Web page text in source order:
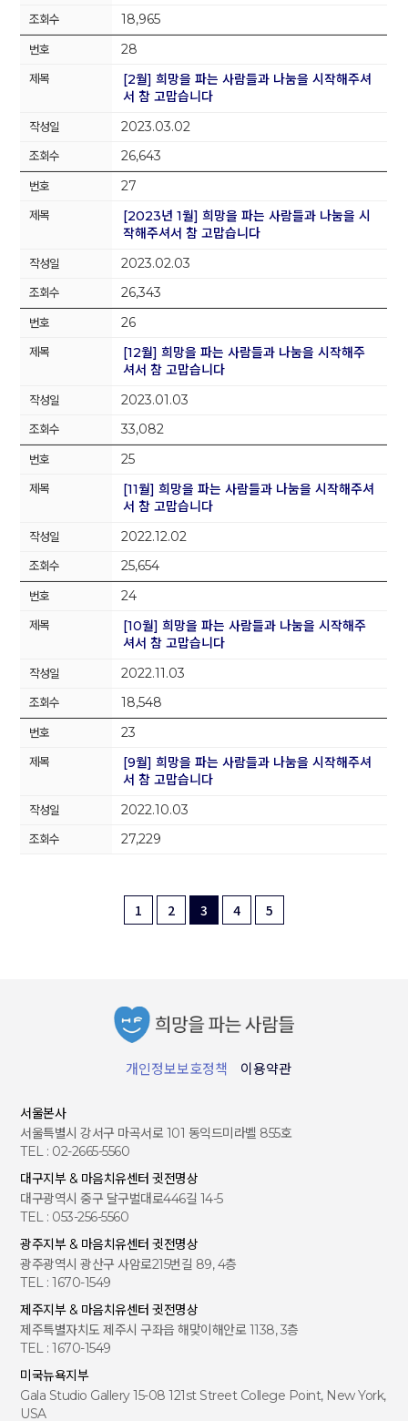
18,965
28
[2월] 희망을 파는 사람들과 나눔을 시작해주셔
서 참 고맙습니다
2023.03.02
26,643
27
[2023년 1월] 희망을 파는 사람들과 나눔을 시
작해주셔서 참 고맙습니다
2023.02.03
26,343
26
[12월] 희망을 파는 사람들과 나눔을 시작해주
셔서 참 고맙습니다
2023.01.03
33,082
25
[11월] 희망을 파는 사람들과 나눔을 시작해주셔
서 참 고맙습니다
2022.12.02
25,654
24
[10월] 희망을 파는 사람들과 나눔을 시작해주
셔서 참 고맙습니다
2022.11.03
18,548
23
[9월] 희망을 파는 사람들과 나눔을 시작해주셔
서 참 고맙습니다
2022.10.03
27,229
1 2 3 4 5
개인정보보호정책 이용약관
서울본사
서울특별시 강서구 마곡서로 101 동익드미라벨 855호
TEL : 02-2665-5560
대구지부 & 마음치유센터 귓전명상
대구광역시 중구 달구벌대로446길 14-5
TEL : 053-256-5560
광주지부 & 마음치유센터 귓전명상
광주광역시 광산구 사암로215번길 89, 4층
TEL : 1670-1549
제주지부 & 마음치유센터 귓전명상
제주특별자치도 제주시 구좌읍 해맞이해안로 1138, 3층
TEL : 1670-1549
미국뉴욕지부
Gala Studio Gallery 15-08 121st Street College Point, New York,
USA